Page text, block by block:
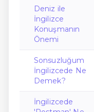
Deniz ile
İngilizce
Konuşmanın
Önemi
Sonsuzluğum
İngilizcede Ne
Demek?
İngilizcede